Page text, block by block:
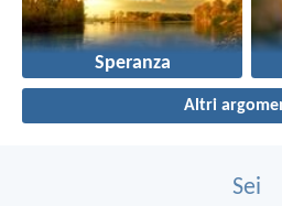
Speranza
Altri
Sei